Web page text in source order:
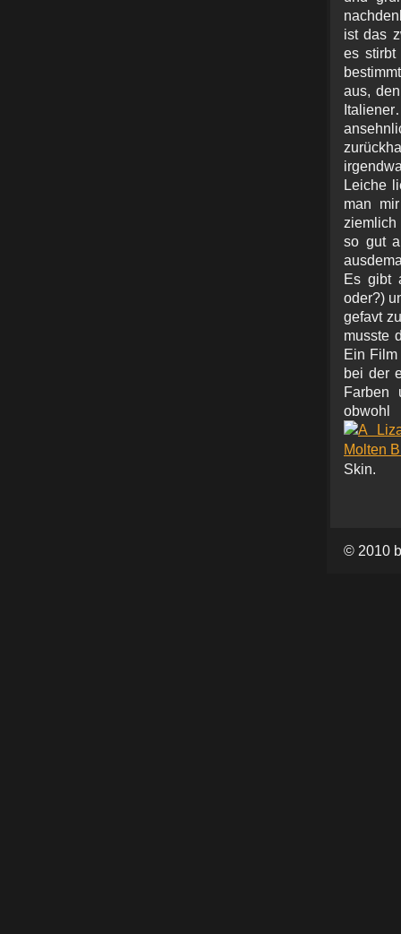
ist das
es stirbt
aus,
Leiche
man
ziemlich
so gut
Es gibt
oder?)
gefavt
musste
Ein
bei der
Farben
Skin.
© 2010